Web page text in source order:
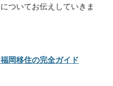
ついてお伝えしていきま
岡移住の完全ガイド